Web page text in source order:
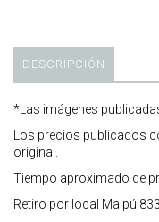
DESCRIPCIÓN
*Las imágenes
Los precios publicados
original.
Tiempo aproximado de
Retiro por local Maipú